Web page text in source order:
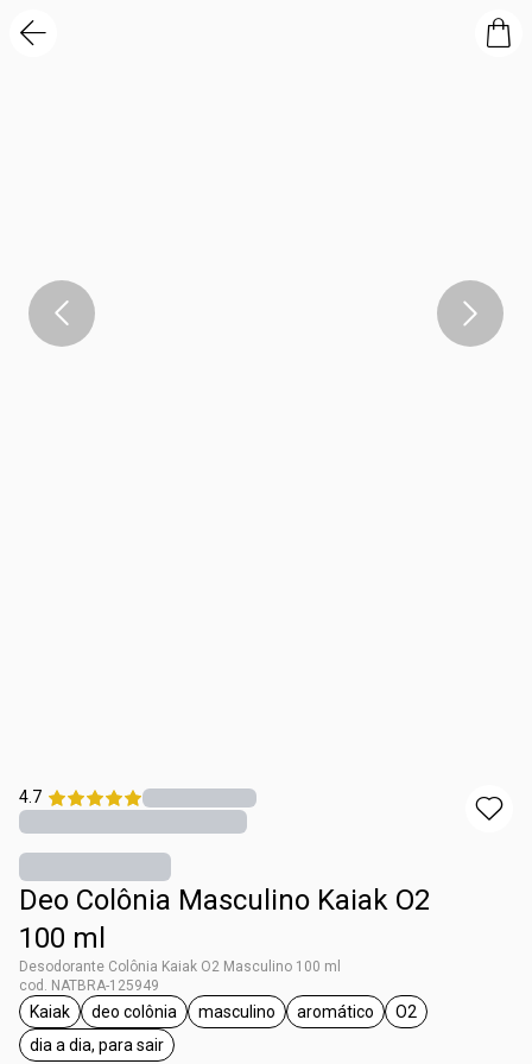
4.7
Deo Colônia Masculino Kaiak O2
100 ml
Desodorante Colônia Kaiak O2 Masculino 100 ml
cod. NATBRA-125949
etiqueta Kaiak
Kaiak
etiqueta deo colônia
deo colônia
etiqueta masculino
masculino
etiqueta aromático
aromático
etiqueta O2
O2
etiqueta dia a dia, para sair
dia a dia, para sair